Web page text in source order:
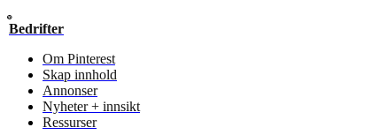
Bedrifter
Om Pinterest
Skap innhold
Annonser
Nyheter + innsikt
Ressurser